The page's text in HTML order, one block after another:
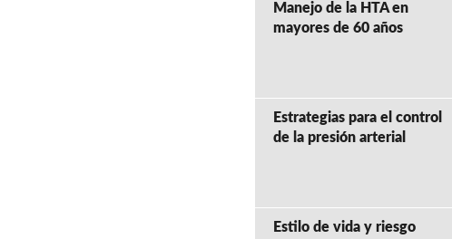
Manejo de la HTA en
mayores de 60 años
Estrategias para el control
de la presión arterial
Estilo de vida y riesgo